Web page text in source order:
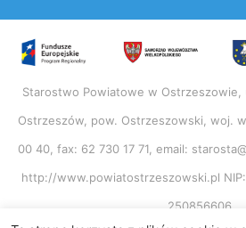
Starostwo Powiatowe w Ostrzeszowie,
Ostrzeszów, pow. Ostrzeszowski, woj.
00 40, fax: 62 730 17 71, email:
http://www.powiatostrzeszowski.pl
250856606